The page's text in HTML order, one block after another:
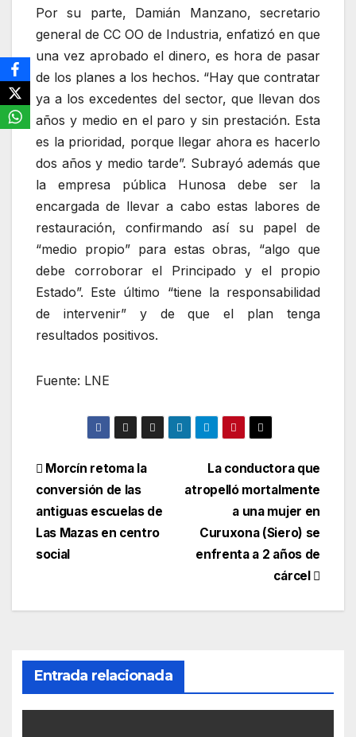
Por su parte, Damián Manzano, secretario
general de CC OO de Industria, enfatizó en que
una vez aprobado el dinero, es hora de pasar
de los planes a los hechos. “Hay que contratar
ya a los excedentes del sector, que llevan dos
años y medio en el paro y sin prestación. Esta
es la prioridad, porque llegar ahora es hacerlo
dos años y medio tarde”. Subrayó además que
la empresa pública Hunosa debe ser la
encargada de llevar a cabo estas labores de
restauración, confirmando así su papel de
“medio propio” para estas obras, “algo que
debe corroborar el Principado y el propio
Estado”. Este último “tiene la responsabilidad
de intervenir” y de que el plan tenga
resultados positivos.
Fuente: LNE
Navegación
de
entradas
La conductora que
atropelló mortalmente
a una mujer en
Curuxona (Siero) se
enfrenta a 2 años de
cárcel
Morcín retoma la
conversión de las
antiguas escuelas de
Las Mazas en centro
social
Entrada relacionada